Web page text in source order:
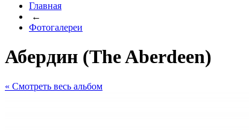
Главная
←
Фотогалереи
Абердин (The Aberdeen)
« Cмотреть весь альбом